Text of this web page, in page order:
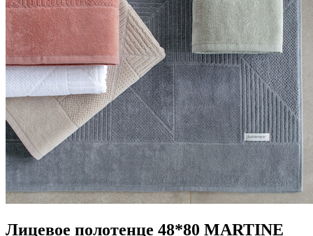
Лицевое полотенце 48*80 MARTINE